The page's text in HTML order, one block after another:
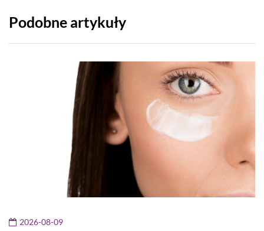
Podobne artykuły
2026-08-09